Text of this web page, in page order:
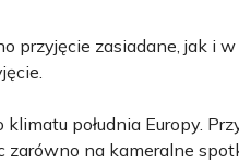
przyjęcie zasiadane, jak i
klimatu południa Europy.
na kameralne